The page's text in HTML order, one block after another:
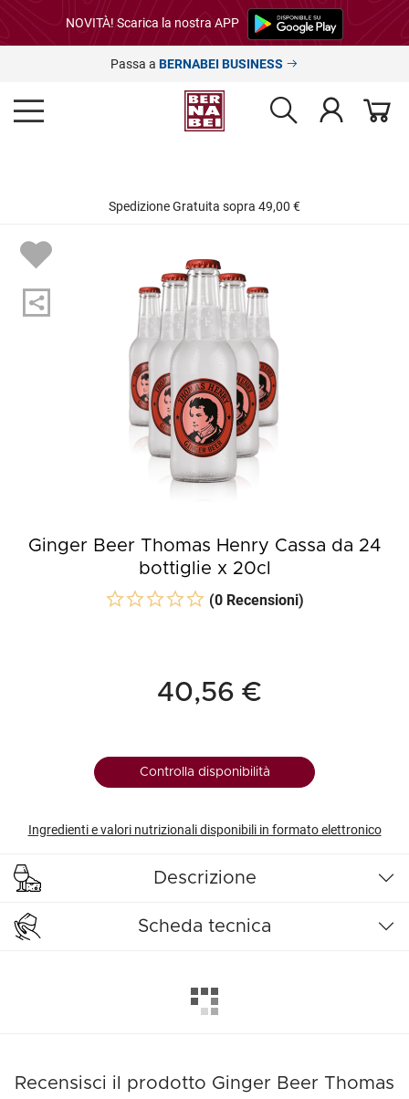
NOVITÀ! Scarica la nostra APP
Passa a BERNABEI BUSINESS
Spedizione Gratuita sopra 49,00 €
Ginger Beer Thomas Henry Cassa da 24
bottiglie x 20cl
(0 Recensioni)
40,56 €
Controlla disponibilità
Ingredienti e valori nutrizionali disponibili in formato elettronico
Descrizione
Scheda tecnica
Recensisci il prodotto Ginger Beer Thomas